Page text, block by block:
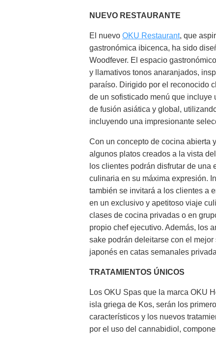
NUEVO RESTAURANTE
El nuevo OKU Restaurant, que
gastronómica ibicenca, ha sido
Woodfever. El espacio
y llamativos tonos anaranjados,
paraíso. Dirigido por el reconocido
de un sofisticado menú que incluye
de fusión asiática y global,
incluyendo una impresionante
Con un concepto de cocina abierta
algunos platos creados a la vista
los clientes podrán disfrutar de una
culinaria en su máxima expresión.
también se invitará a los clientes a
en un exclusivo y apetitoso viaje
clases de cocina privadas o en
propio chef ejecutivo. Además, los
sake podrán deleitarse con el mejor
japonés en catas semanales
TRATAMIENTOS ÚNICOS
Los OKU Spas que la marca OKU
isla griega de Kos, serán los
característicos y los nuevos
por el uso del cannabidiol,